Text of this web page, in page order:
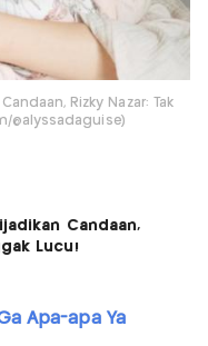
Rizky Nazar: Tak
@alyssadaguise)
Candaan,
Lucu!
Apa-apa Ya